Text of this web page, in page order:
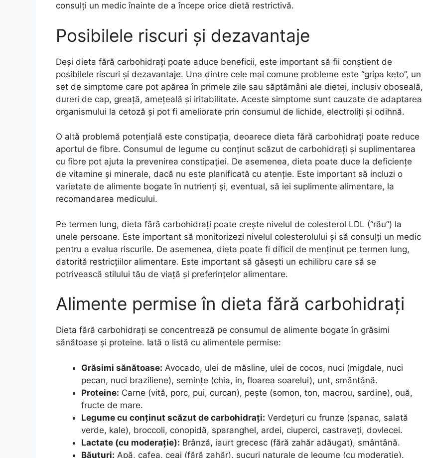
consulți un medic înainte de a începe orice dietă restrictivă.
Posibilele riscuri și dezavantaje
Deși dieta fără carbohidrați poate aduce beneficii, este important să fii conștient de
posibilele riscuri și dezavantaje. Una dintre cele mai comune probleme este “gripa keto”, un
set de simptome care pot apărea în primele zile sau săptămâni ale dietei, inclusiv oboseală,
dureri de cap, greață, amețeală și iritabilitate. Aceste simptome sunt cauzate de adaptarea
organismului la cetoză și pot fi ameliorate prin consumul de lichide, electroliți și odihnă.
O altă problemă potențială este constipația, deoarece dieta fără carbohidrați poate reduce
aportul de fibre. Consumul de legume cu conținut scăzut de carbohidrați și suplimentarea
cu fibre pot ajuta la prevenirea constipației. De asemenea, dieta poate duce la deficiențe
de vitamine și minerale, dacă nu este planificată cu atenție. Este important să incluzi o
varietate de alimente bogate în nutrienți și, eventual, să iei suplimente alimentare, la
recomandarea medicului.
Pe termen lung, dieta fără carbohidrați poate crește nivelul de colesterol LDL (“rău”) la
unele persoane. Este important să monitorizezi nivelul colesterolului și să consulți un medic
pentru a evalua riscurile. De asemenea, dieta poate fi dificil de menținut pe termen lung,
datorită restricțiilor alimentare. Este important să găsești un echilibru care să se
potrivească stilului tău de viață și preferințelor alimentare.
Alimente permise în dieta fără carbohidrați
Dieta fără carbohidrați se concentrează pe consumul de alimente bogate în grăsimi
sănătoase și proteine. Iată o listă cu alimentele permise:
Grăsimi sănătoase: Avocado, ulei de măsline, ulei de cocos, nuci (migdale, nuci
pecan, nuci braziliene), semințe (chia, in, floarea soarelui), unt, smântână.
Proteine: Carne (vită, porc, pui, curcan), pește (somon, ton, macrou, sardine), ouă,
fructe de mare.
Legume cu conținut scăzut de carbohidrați: Verdețuri cu frunze (spanac, salată
verde, kale), broccoli, conopidă, sparanghel, ardei, ciuperci, castraveți, dovlecei.
Lactate (cu moderație): Brânză, iaurt grecesc (fără zahăr adăugat), smântână.
Băuturi: Apă, cafea, ceai (fără zahăr), sucuri naturale de legume (cu moderație).